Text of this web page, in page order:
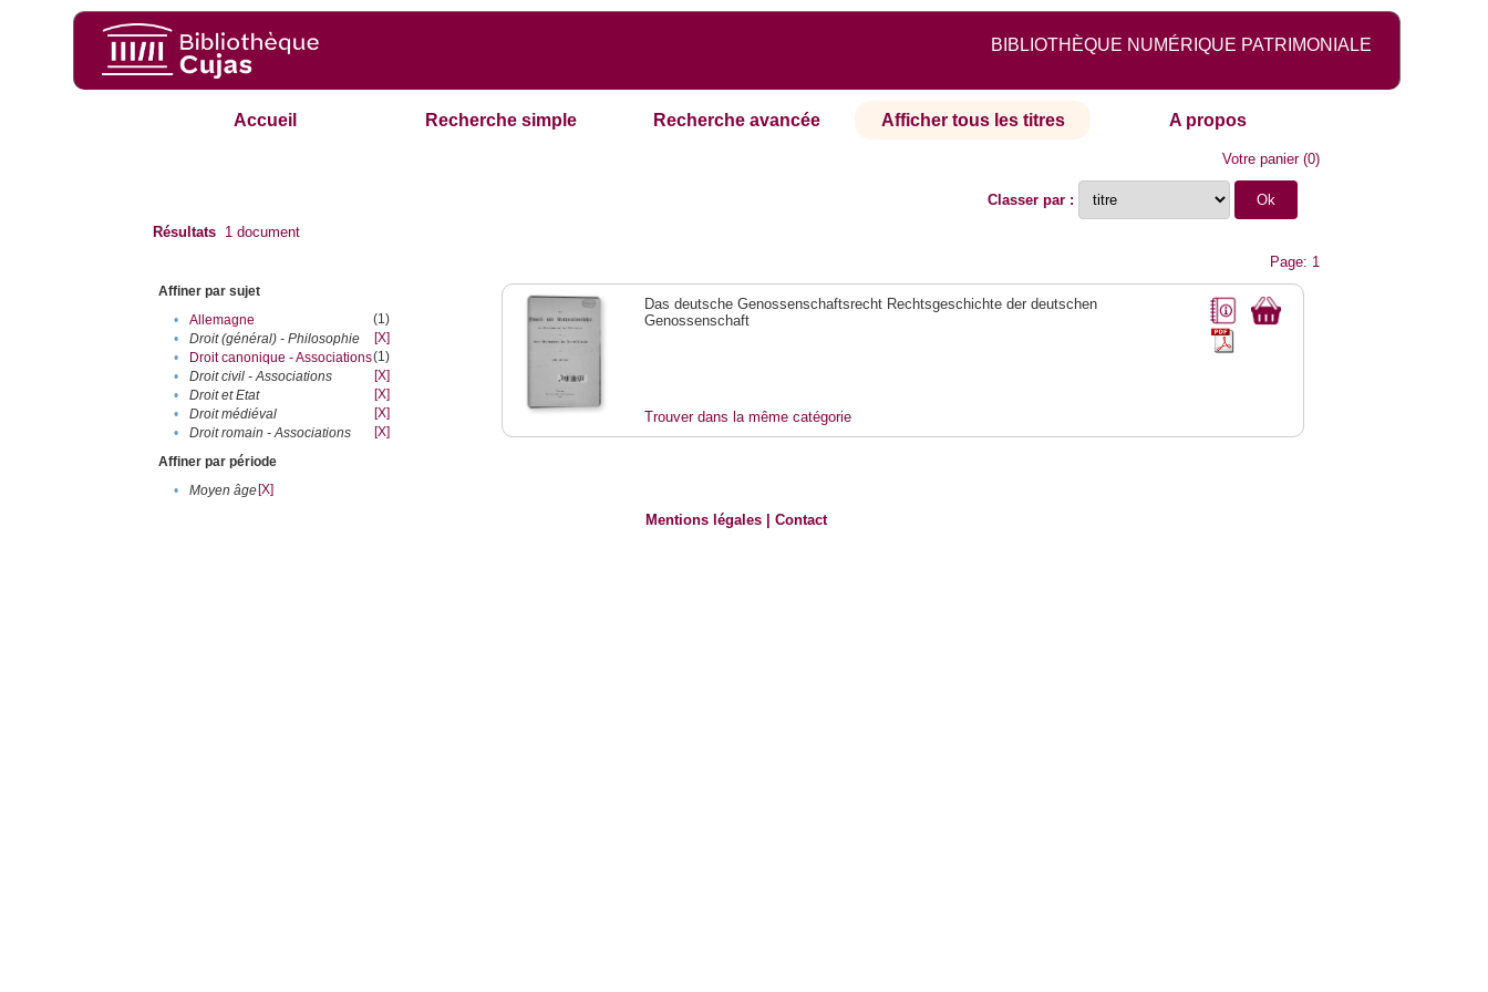
BIBLIOTHÈQUE NUMÉRIQUE PATRIMONIALE
Accueil Recherche simple Recherche avancée Afficher tous les titres A propos
Votre panier(0)
Classer par :
Résultats 1 document
Page: 1
Affiner par sujet
•
Allemagne
(1)
•
Droit (général) - Philosophie
[X]
•
Droit canonique - Associations(1)
•
Droit civil - Associations
[X]
•
Droit et Etat
[X]
•
Droit médiéval
[X]
•
Droit romain - Associations
[X]
Affiner par période
•
Moyen âge[X]
Das deutsche Genossenschaftsrecht Rechtsgeschichte der deutschen
Genossenschaft
Trouver dans la même catégorie
Mentions légales |Contact